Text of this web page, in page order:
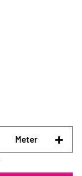
Meter